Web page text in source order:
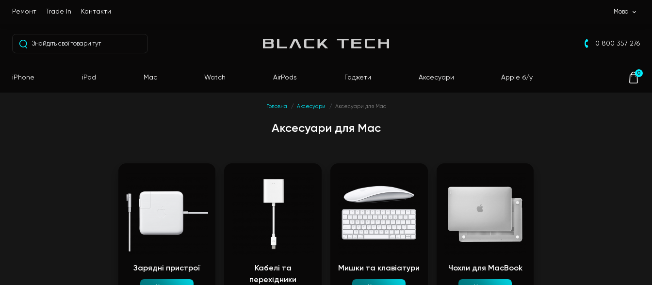
Ремонт Trade In Контакти Мова
0 800 357 276
iPhone iPad Mac Watch AirPods Гаджети Аксесуари Apple б/у
0
Головна Аксесуари Аксесуари для Mac
Аксесуари для Mac
Зарядні пристрої
Кабелі та
перехідники
Мишки та клавіатури Чохли для MacBook